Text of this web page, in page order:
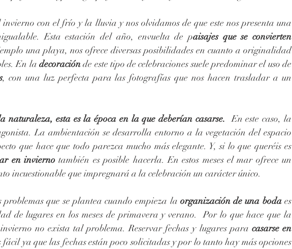
invierno con el frío y la lluvia y nos olvidamos de que este nos presenta una
Esta estación del año, envuelta de paisajes que se convierten
una playa, nos ofrece diversas posibilidades en cuanto a originalidad
En la decoración
, con una luz perfecta para las fotografías que nos hacen trasladar a un
naturaleza, esta es la época en la que deberían casarse.
  En este caso, la
La ambientación se desarrolla entorno a la vegetación del espacio
que hace que todo parezca mucho más elegante. Y, si lo que queréis es
en invierno también es posible hacerla. En estos meses el mar ofrece un
incuestionable que impregnará a la celebración un carácter único.
que se plantea cuando empieza la organización de una boda es
de lugares en los meses de primavera y verano.  Por lo que hace que la
no exista tal problema. Reservar fechas y lugares para casarse en
fácil ya que las fechas están poco solicitadas y por lo tanto hay más opciones